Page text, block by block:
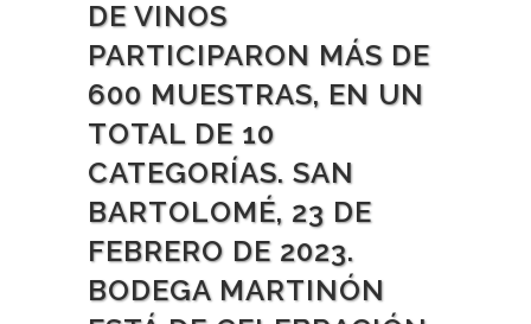
DE VINOS
PARTICIPARON MÁS DE
600 MUESTRAS, EN UN
TOTAL DE 10
CATEGORÍAS. SAN
BARTOLOMÉ, 23 DE
FEBRERO DE 2023.
BODEGA MARTINÓN